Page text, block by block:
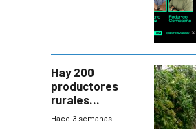
Hay 200
productores
rurales
afectados tras
Hace 3 semanas